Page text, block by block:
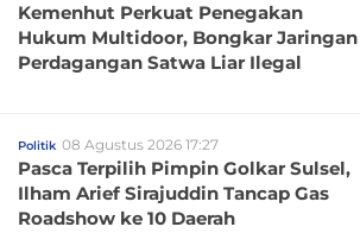
Kemenhut Perkuat Penegakan
Hukum Multidoor, Bongkar Jaringan
Perdagangan Satwa Liar Ilegal
Politik 08 Agustus 2026 17:27
Pasca Terpilih Pimpin Golkar Sulsel,
Ilham Arief Sirajuddin Tancap Gas
Roadshow ke 10 Daerah